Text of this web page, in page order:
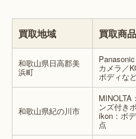
買取地域 買取商品
和歌山県日高郡美
浜町 カメラ／
ボディな
和歌山県紀の川市
MINOLTA
ンズ付き
ikon：ボ
点